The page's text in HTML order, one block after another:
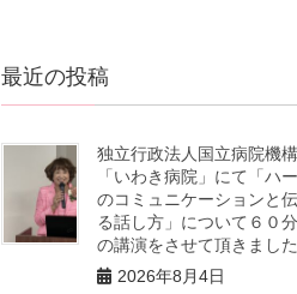
最近の投稿
独立行政法人国立病院機構
「いわき病院」にて「ハ
のコミュニケーションと
る話し方」について６０
の講演をさせて頂きました
2026年8月4日